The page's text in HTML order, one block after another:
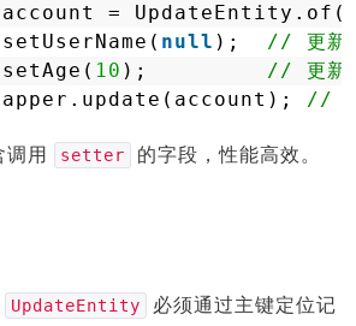
account =
null ); // 更
10 ); // 更新
//
用 setter 的字段，性能高效。
UpdateEntity
必须通过主键定位记